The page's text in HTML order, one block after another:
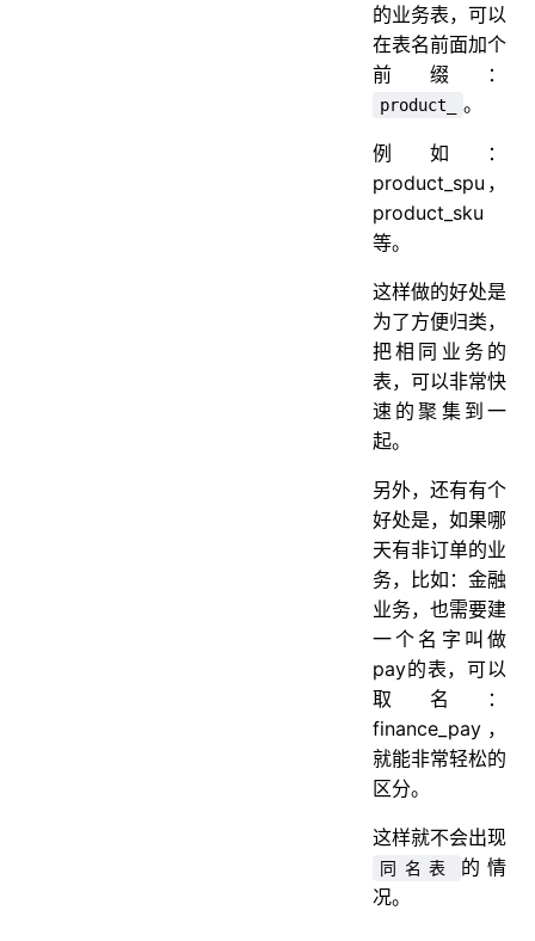
的业务表，可以
在表名前面加个
前缀：
product_ 。
例如：
product_spu，
product_sku
等。
这样做的好处是
为了方便归类，
把相同业务的
表，可以非常快
速的聚集到一
起。
另外，还有有个
好处是，如果哪
天有非订单的业
务，比如：金融
业务，也需要建
一个名字叫做
pay的表，可以
取名：
finance_pay，
就能非常轻松的
区分。
这样就不会出现
同名表
的情
况。